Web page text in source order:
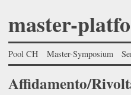
master-
Pool CH Master-Symposium
Affidamento/